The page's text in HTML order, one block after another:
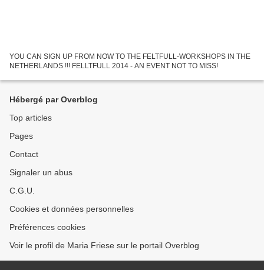
YOU CAN SIGN UP FROM NOW TO THE FELTFULL-WORKSHOPS IN THE
NETHERLANDS !!! FELLTFULL 2014 - AN EVENT NOT TO MISS!
Hébergé par Overblog
Top articles
Pages
Contact
Signaler un abus
C.G.U.
Cookies et données personnelles
Préférences cookies
Voir le profil de Maria Friese sur le portail Overblog